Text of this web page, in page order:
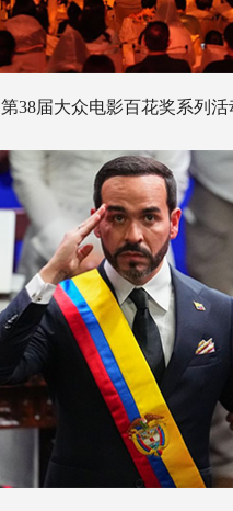
第38届大众电影百花奖系列活